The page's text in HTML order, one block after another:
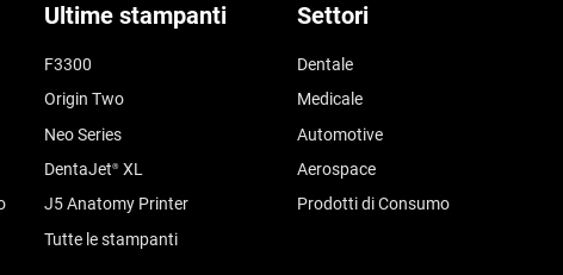
Ultime stampanti
F3300
Origin Two
Neo Series
DentaJet® XL
J5 Anatomy Printer
Tutte le stampanti
Settori
Dentale
Medicale
Automotive
Aerospace
Prodotti di Consumo